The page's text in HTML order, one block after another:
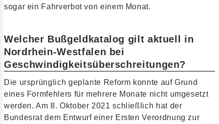
sogar ein Fahrverbot von einem Monat.
Welcher Bußgeldkatalog gilt aktuell in
Nordrhein-Westfalen bei
Geschwindigkeitsüberschreitungen?
Die ursprünglich geplante Reform konnte auf Grund
eines Formfehlers für mehrere Monate nicht umgesetzt
werden. Am 8. Oktober 2021 schließlich hat der
Bundesrat dem Entwurf einer Ersten Verordnung zur